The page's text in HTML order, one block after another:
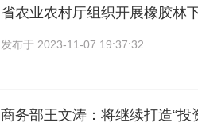
省农业农村厅组织开展橡胶林
发布于 2023-11-07 19:37:32
商务部王文涛：将继续打造“投